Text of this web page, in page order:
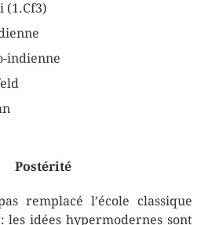
(1.Cf3)
indienne
Postérité
remplacé l’école classique
les idées hypermodernes sont